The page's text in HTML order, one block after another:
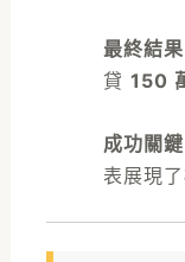
最終結果
貸 150
成功關鍵
表展現